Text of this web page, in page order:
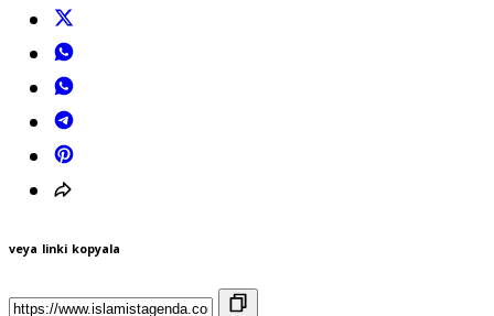
veya linki kopyala